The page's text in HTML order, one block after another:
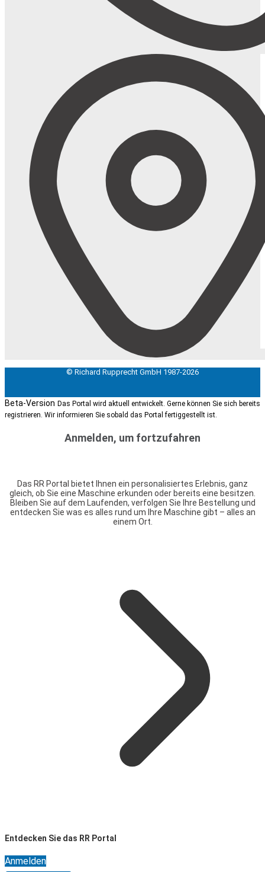
© Richard Rupprecht GmbH 1987-2026
Beta-Version Das Portal wird aktuell entwickelt. Gerne können Sie sich bereits
registrieren. Wir informieren Sie sobald das Portal fertiggestellt ist.
Anmelden, um fortzufahren
Das RR Portal bietet Ihnen ein personalisiertes Erlebnis, ganz
gleich, ob Sie eine Maschine erkunden oder bereits eine besitzen.
Bleiben Sie auf dem Laufenden, verfolgen Sie Ihre Bestellung und
entdecken Sie was es alles rund um Ihre Maschine gibt – alles an
einem Ort.
Entdecken Sie das RR Portal
Anmelden